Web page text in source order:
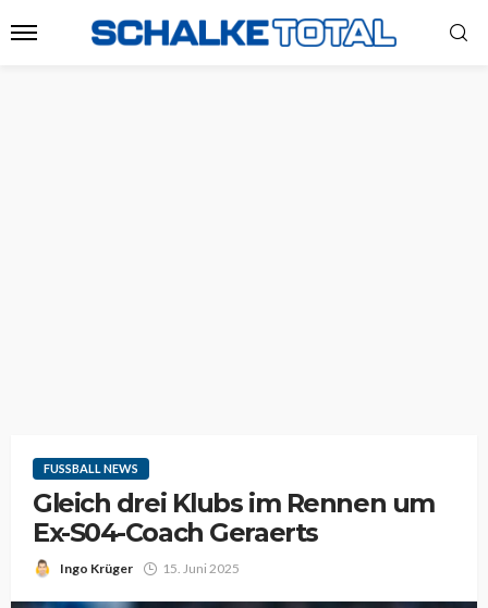
FUSSBALL NEWS
Gleich drei Klubs im Rennen um
Ex-S04-Coach Geraerts
Ingo Krüger 15. Juni 2025